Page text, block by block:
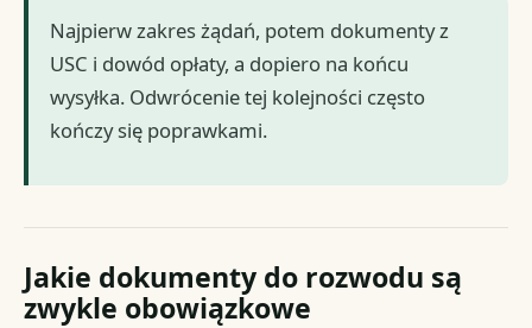
Najpierw zakres żądań, potem dokumenty z
USC i dowód opłaty, a dopiero na końcu
wysyłka. Odwrócenie tej kolejności często
kończy się poprawkami.
Jakie dokumenty do rozwodu są
zwykle obowiązkowe